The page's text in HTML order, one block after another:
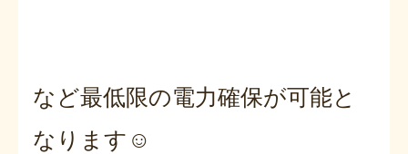
など最低限の電力確保が可能と
なります☺️